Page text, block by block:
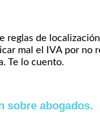
de
mal el IVA por
Te lo cuento.
sobre abogados.